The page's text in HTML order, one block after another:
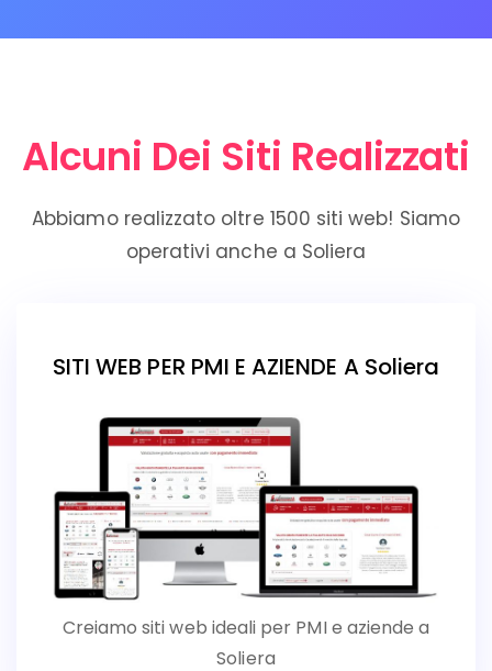
Alcuni Dei Siti Realizzati
Abbiamo realizzato oltre 1500 siti web! Siamo
operativi anche a Soliera
SITI WEB PER PMI E AZIENDE A Soliera
Creiamo siti web ideali per PMI e aziende a
Soliera